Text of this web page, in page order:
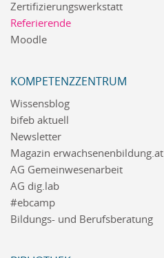
Zertifizierungswerkstatt
Referierende
Moodle
KOMPETENZZENTRUM
Wissensblog
bifeb aktuell
Newsletter
Magazin erwachsenenbildung.at
AG Gemeinwesenarbeit
AG dig.lab
#ebcamp
Bildungs- und Berufsberatung